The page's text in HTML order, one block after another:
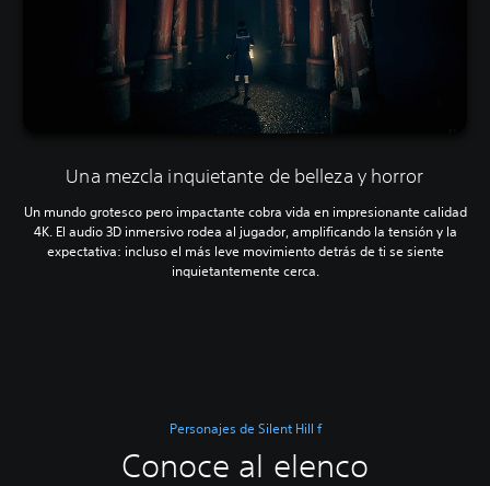
Una mezcla inquietante de belleza y horror
Un mundo grotesco pero impactante cobra vida en impresionante calidad
4K. El audio 3D inmersivo rodea al jugador, amplificando la tensión y la
expectativa: incluso el más leve movimiento detrás de ti se siente
inquietantemente cerca.
Personajes de Silent Hill f
Conoce al elenco